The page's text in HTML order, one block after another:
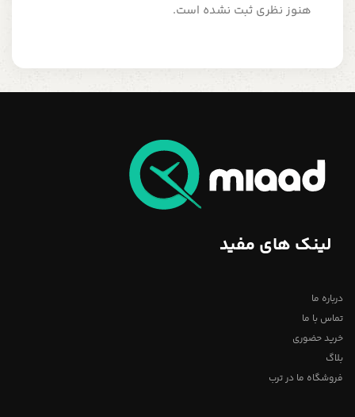
هنوز نظری ثبت نشده است.
لینک های مفید
درباره ما
تماس با ما
خرید حضوری
بلاگ
فروشگاه ما در ترب